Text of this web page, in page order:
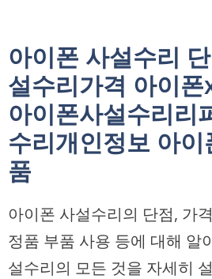
아이폰 사설수리
설수리가격 아이
아이폰사설수리리
수리개인정보 아
품
아이폰 사설수리의 단점, 가
정품 부품 사용 등에 대해 알
설수리의 모든 것을 자세히